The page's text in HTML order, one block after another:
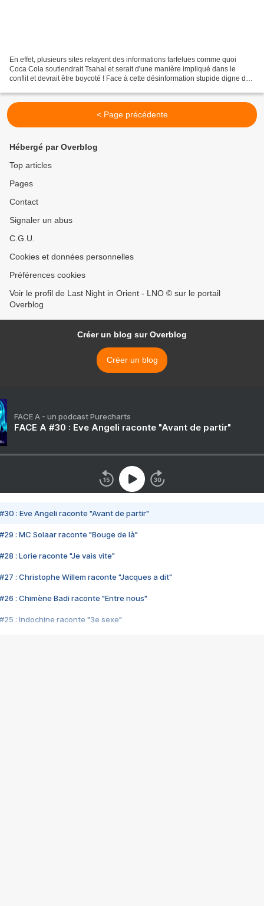
En effet, plusieurs sites relayent des informations farfelues comme quoi
Coca Cola soutiendrait Tsahal et serait d'une manière impliqué dans le
conflit et devrait être boycoté ! Face à cette désinformation stupide digne des
< Page précédente
Hébergé par Overblog
Top articles
Pages
Contact
Signaler un abus
C.G.U.
Cookies et données personnelles
Préférences cookies
Voir le profil de Last Night in Orient - LNO © sur le portail
Overblog
Créer un blog sur Overblog
Créer un blog
FACE A - un podcast Purecharts
FACE A #30 : Eve Angeli raconte "Avant de partir"
#30 : Eve Angeli raconte "Avant de partir"
#29 : MC Solaar raconte "Bouge de là"
#28 : Lorie raconte "Je vais vite"
#27 : Christophe Willem raconte "Jacques a dit"
#26 : Chimène Badi raconte "Entre nous"
#25 : Indochine raconte "3e sexe"